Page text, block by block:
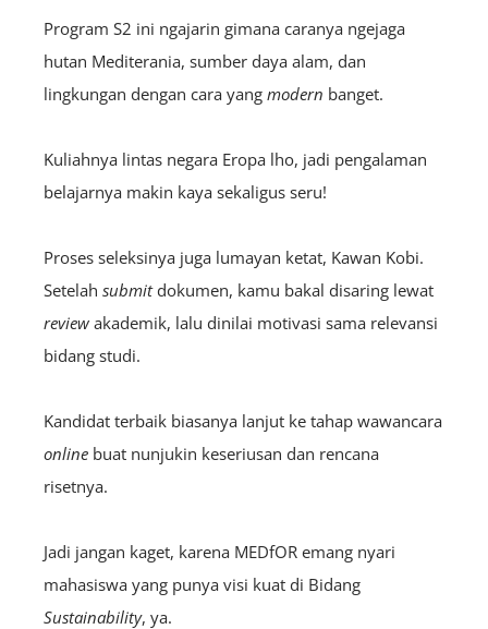
Program S2 ini ngajarin gimana caranya ngejaga
hutan Mediterania, sumber daya alam, dan
lingkungan dengan cara yang modern banget.
Kuliahnya lintas negara Eropa lho, jadi pengalaman
belajarnya makin kaya sekaligus seru!
Proses seleksinya juga lumayan ketat, Kawan Kobi.
Setelah submitdokumen, kamu bakal disaring lewat
review akademik, lalu dinilai motivasi sama relevansi
bidang studi.
Kandidat terbaik biasanya lanjut ke tahap wawancara
online buat nunjukin keseriusan dan rencana
risetnya.
Jadi jangan kaget, karena MEDfOR emang nyari
mahasiswa yang punya visi kuat di Bidang
Sustainability, ya.